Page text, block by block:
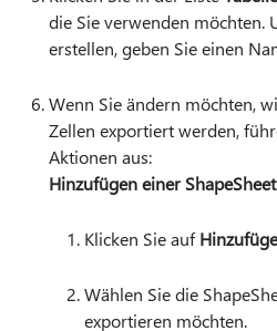
die Sie verwenden möchten.
erstellen, geben Sie einen
Wenn Sie ändern möchten,
Zellen exportiert werden,
Aktionen aus:
Hinzufügen einer
Klicken Sie auf
Wählen Sie die
exportieren möchten.